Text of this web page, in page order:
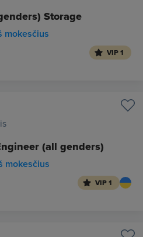
Storage
VIP 1
(all genders)
mokesčius
VIP 1